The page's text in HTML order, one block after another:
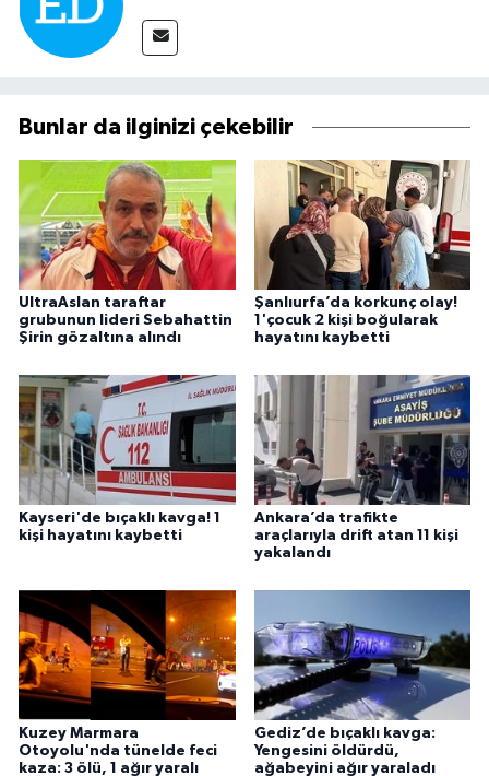
Bunlar da ilginizi çekebilir
UltraAslan taraftar
grubunun lideri Sebahattin
Şirin gözaltına alındı
Şanlıurfa’da korkunç olay!
1'çocuk 2 kişi boğularak
hayatını kaybetti
Kayseri'de bıçaklı kavga! 1
kişi hayatını kaybetti
Ankara’da trafikte
araçlarıyla drift atan 11 kişi
yakalandı
Kuzey Marmara
Otoyolu'nda tünelde feci
kaza: 3 ölü, 1 ağır yaralı
Gediz’de bıçaklı kavga:
Yengesini öldürdü,
ağabeyini ağır yaraladı